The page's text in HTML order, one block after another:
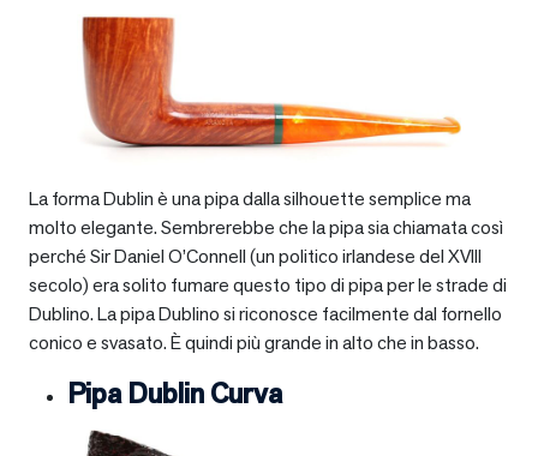
La forma Dublin è una pipa dalla silhouette semplice ma
molto elegante. Sembrerebbe che la pipa sia chiamata così
perché Sir Daniel O’Connell (un politico irlandese del XVIII
secolo) era solito fumare questo tipo di pipa per le strade di
Dublino. La pipa Dublino si riconosce facilmente dal fornello
conico e svasato. È quindi più grande in alto che in basso.
Pipa Dublin Curva